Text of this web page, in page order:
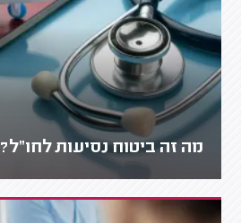
מה זה ביטוח נסיעות לחו"ל?